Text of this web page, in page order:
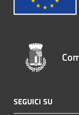
SEGUICI SU